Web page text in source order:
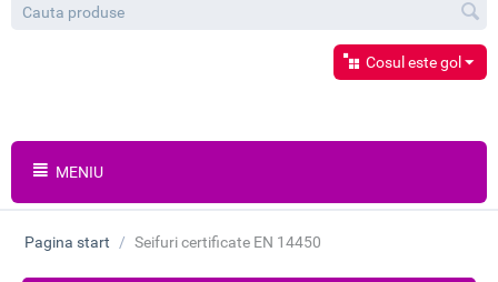
Cosul este gol
MENIU
Pagina start / Seifuri certificate EN 14450